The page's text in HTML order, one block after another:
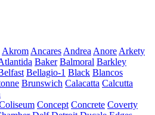
Akrom Ancares Andrea Anore Arkety
Baker Balmoral Barkley
Bellagio-1 Black Blancos
Brunswich Calacatta Calcutta
Concept Concrete Coverty